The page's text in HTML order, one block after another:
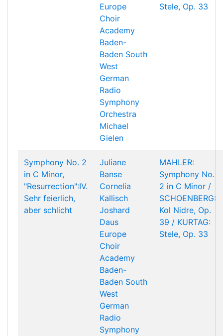
Europe
Choir
Academy
Baden-
Baden South
West
German
Radio
Symphony
Orchestra
Michael
Gielen
Stele, Op. 33
Symphony No. 2
in C Minor,
"Resurrection":IV.
Sehr feierlich,
aber schlicht
Juliane
Banse
Cornelia
Kallisch
Joshard
Daus
Europe
Choir
Academy
Baden-
Baden South
West
German
Radio
Symphony
MAHLER:
Symphony No.
2 in C Minor /
SCHOENBERG:
Kol Nidre, Op.
39 / KURTAG:
Stele, Op. 33